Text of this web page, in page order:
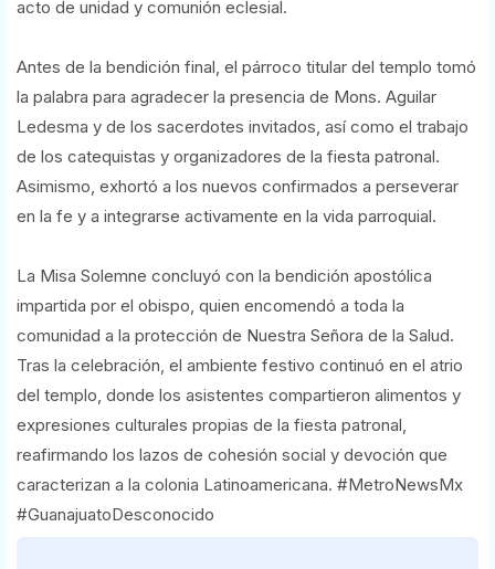
acto de unidad y comunión eclesial.
Antes de la bendición final, el párroco titular del templo tomó
la palabra para agradecer la presencia de Mons. Aguilar
Ledesma y de los sacerdotes invitados, así como el trabajo
de los catequistas y organizadores de la fiesta patronal.
Asimismo, exhortó a los nuevos confirmados a perseverar
en la fe y a integrarse activamente en la vida parroquial.
La Misa Solemne concluyó con la bendición apostólica
impartida por el obispo, quien encomendó a toda la
comunidad a la protección de Nuestra Señora de la Salud.
Tras la celebración, el ambiente festivo continuó en el atrio
del templo, donde los asistentes compartieron alimentos y
expresiones culturales propias de la fiesta patronal,
reafirmando los lazos de cohesión social y devoción que
caracterizan a la colonia Latinoamericana. #MetroNewsMx
#GuanajuatoDesconocido